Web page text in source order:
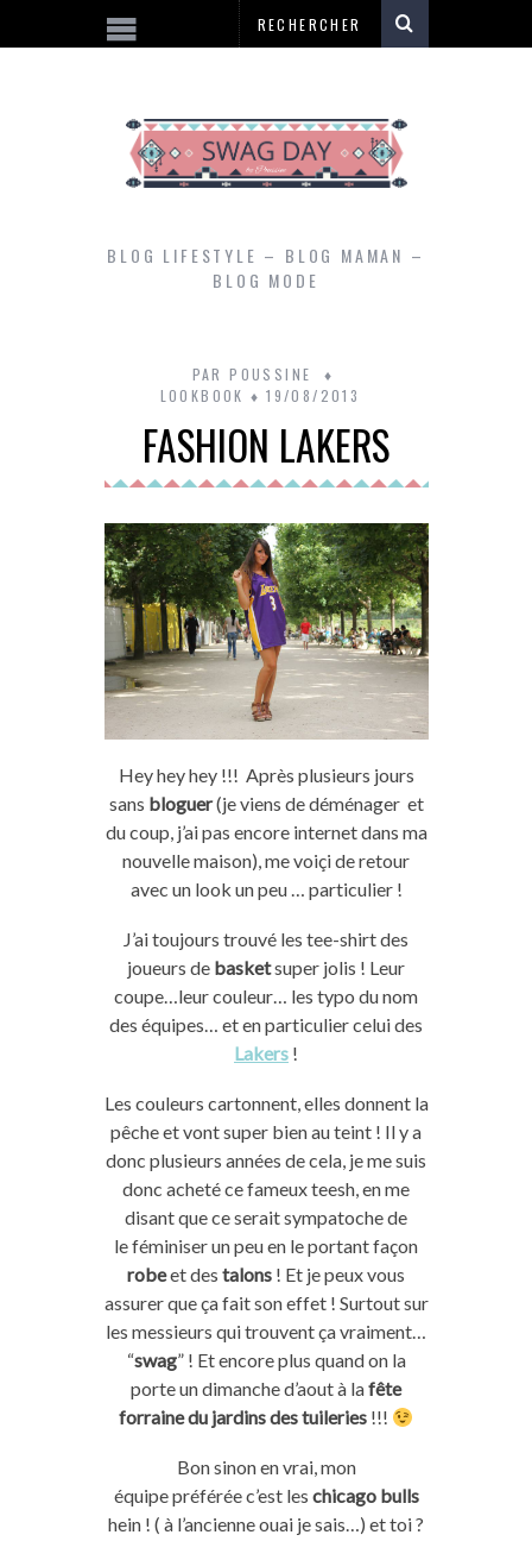
BLOG LIFESTYLE – BLOG MAMAN –
BLOG MODE
PAR POUSSINE
LOOKBOOK
19/08/2013
FASHION LAKERS
Hey hey hey !!! Après plusieurs jours
sans bloguer(je viens de déménager et
du coup, j’ai pas encore internet dans ma
nouvelle maison), me voiçi de retour
avec un look un peu … particulier !
J’ai toujours trouvé les tee-shirt des
joueurs de basketsuper jolis ! Leur
coupe…leur couleur… les typo du nom
des équipes… et en particulier celui des
Lakers !
Les couleurs cartonnent, elles donnent la
pêche et vont super bien au teint ! Il y a
donc plusieurs années de cela, je me suis
donc acheté ce fameux teesh, en me
disant que ce serait sympatoche de
le féminiser un peu en le portant façon
robeet des talons ! Et je peux vous
assurer que ça fait son effet ! Surtout sur
les messieurs qui trouvent ça vraiment…
“swag” ! Et encore plus quand on la
porte un dimanche d’aout à lafête
forraine du jardins des tuileries!!!
Bon sinon en vrai, mon
équipe préférée c’est les chicago bulls
hein ! ( à l’ancienne ouai je sais…) et toi ?